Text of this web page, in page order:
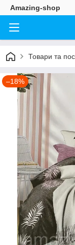
Amazing-shop
Товари та
–18%